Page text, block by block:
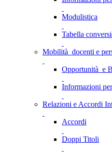
Modulistica
Tabella
Mobilità docenti e
Opportunità e
Informazioni
Relazioni e Accordi
Accordi
Doppi Titoli